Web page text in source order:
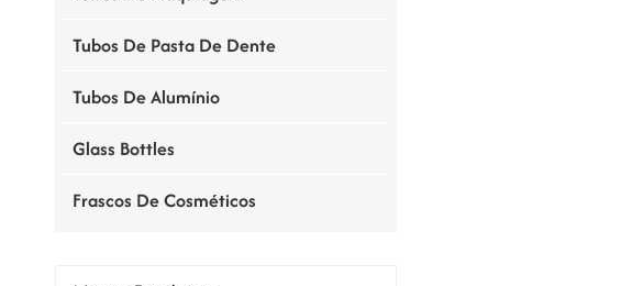
Tubos De Pasta De Dente
Tubos De Alumínio
Glass Bottles
Frascos De Cosméticos